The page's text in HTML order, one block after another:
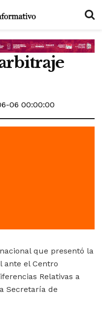
06 00:00:00
que presentó la
ante el Centro
Relativas a
Secretaría de